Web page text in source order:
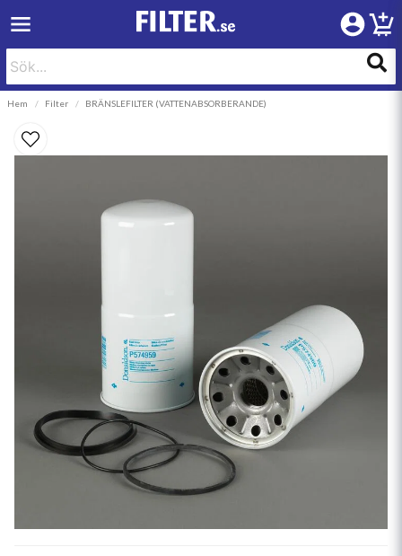
Hem Filter BRÄNSLEFILTER (VATTENABSORBERANDE)